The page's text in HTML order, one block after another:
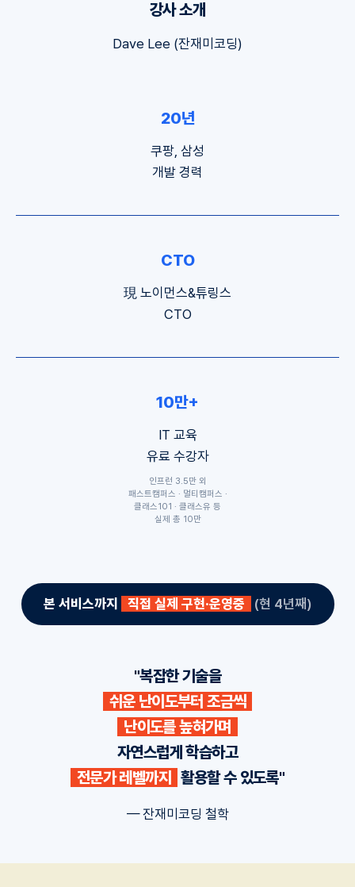
강사 소개
Dave Lee (잔재미코딩)
20년
쿠팡, 삼성
개발 경력
CTO
現 노이먼스&튜링스
CTO
10만+
IT 교육
유료 수강자
인프런 3.5만 외
패스트캠퍼스 · 멀티캠퍼스 ·
클래스101 · 클래스유 등
실제 총 10만
본 서비스까지 직접 실제 구현·운영중 (현 4년째)
"복잡한 기술을
쉬운 난이도부터 조금씩
난이도를 높혀가며
자연스럽게 학습하고
전문가 레벨까지
활용할 수 있도록"
— 잔재미코딩 철학